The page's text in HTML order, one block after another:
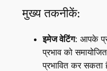
मुख्य तकनीकें:
इमेज वेटिंग: आपके
प्रभाव को
प्रभावित कर